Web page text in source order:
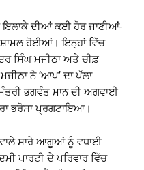
ਇਲਾਕੇ ਦੀਆਂ ਕਈ ਹੋਰ ਜਾਣੀਆਂ-
ਸ਼ਾਮਲ ਹੋਈਆਂ। ਇਨ੍ਹਾਂ ਵਿੱਚ
ਸਿੰਘ ਮਜੀਠਾ ਅਤੇ ਚੀਫ਼
ਨੇ ‘ਆਪ’ ਦਾ ਪੱਲਾ
ਭਗਵੰਤ ਮਾਨ ਦੀ ਅਗਵਾਈ
ਭਰੋਸਾ ਪ੍ਰਗਟਾਇਆ।
ਵਾਲੇ ਸਾਰੇ ਆਗੂਆਂ ਨੂੰ ਵਧਾਈ
ਪਾਰਟੀ ਦੇ ਪਰਿਵਾਰ ਵਿੱਚ